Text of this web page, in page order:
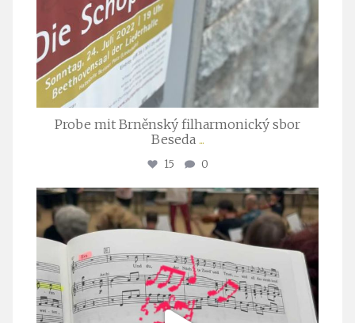
Probe mit Brněnský filharmonický sbor
Beseda ...
15 0
stuttgarter_oratorienchor
Juli 23